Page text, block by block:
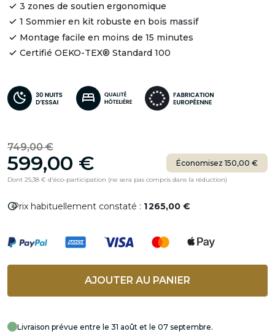
3 zones de soutien ergonomique
1 Sommier en kit robuste en bois massif
Montage facile en moins de 15 minutes
Certifié OEKO-TEX® Standard 100
749,00 €
599,00 € Économisez 150,00 €
Dont 25,38 € d'éco-participation (ne sera pas compris dans la réduction)
infoPrix habituellement constaté : 1 265,00 €
AJOUTER AU PANIER
Livraison prévue entre le 31 août et le 07 septembre.